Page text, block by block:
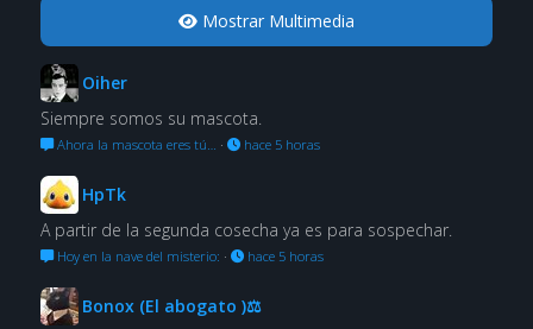
Mostrar Multimedia
Oiher
Siempre somos su mascota.
Ahora la mascota eres tú… · hace 5 horas
HpTk
A partir de la segunda cosecha ya es para sospechar.
Hoy en la nave del misterio: · hace 5 horas
Bonox (El abogato )⚖